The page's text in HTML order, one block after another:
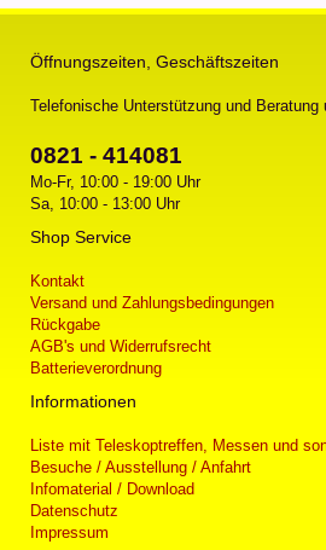
Öffnungszeiten, Geschäftszeiten
Telefonische Unterstützung und Beratung
0821 - 414081
Mo-Fr, 10:00 - 19:00 Uhr
Sa, 10:00 - 13:00 Uhr
Shop Service
Kontakt
Versand und Zahlungsbedingungen
Rückgabe
AGB's und Widerrufsrecht
Batterieverordnung
Informationen
Liste mit Teleskoptreffen, Messen und
Besuche / Ausstellung / Anfahrt
Infomaterial / Download
Datenschutz
Impressum